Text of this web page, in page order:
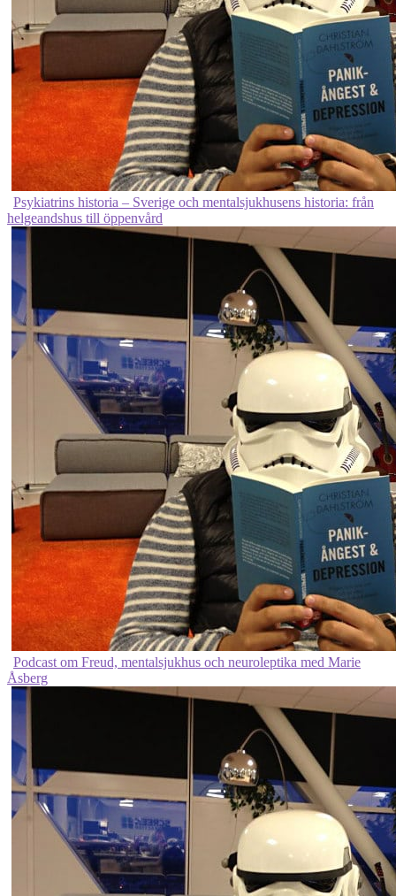
Psykiatrins historia – Sverige och mentalsjukhusens historia: från
helgeandshus till öppenvård
Podcast om Freud, mentalsjukhus och neuroleptika med Marie
Åsberg